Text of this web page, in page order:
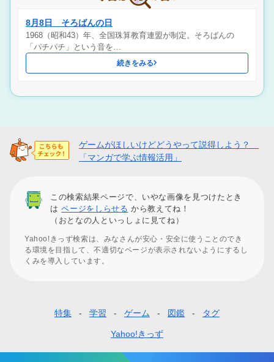
8月8日 そろばんの日
1968（昭和43）年、全国珠算教育連盟が制定。そろばんの
「パチパチ」という音を…
続きをみる
ゲームがほしいけどどうやって説得しよう？
「マンガで学ぶ情報活用」
この検索結果ページで、いやな画像を見つけたとき
はページをしらせる から教えてね！
（おとなの人といっしょに見てね）
Yahoo!きっず検索は、みなさんが安心・安全に使うことのでき
る環境を目指して、不適切なページが表示されないようにするし
くみを導入しています。
タ
特集 学習 ゲーム 図鑑 タグ
Yahoo!きっず